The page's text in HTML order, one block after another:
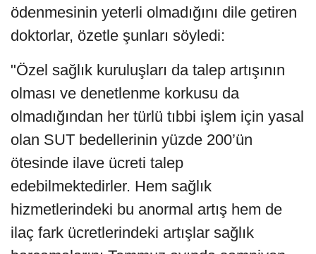
ödenmesinin yeterli olmadığını dile getiren
doktorlar, özetle şunları söyledi:
"Özel sağlık kuruluşları da talep artışının
olması ve denetlenme korkusu da
olmadığından her türlü tıbbi işlem için yasal
olan SUT bedellerinin yüzde 200’ün
ötesinde ilave ücreti talep
edebilmektedirler. Hem sağlık
hizmetlerindeki bu anormal artış hem de
ilaç fark ücretlerindeki artışlar sağlık